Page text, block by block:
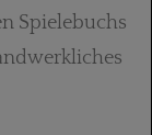
Spielebuchs